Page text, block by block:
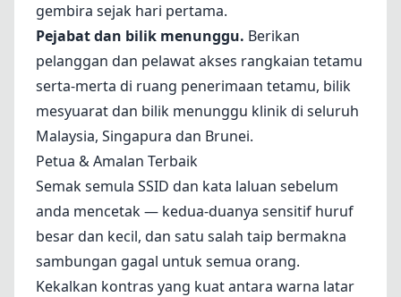
gembira sejak hari pertama.
Pejabat dan bilik menunggu. Berikan
pelanggan dan pelawat akses rangkaian tetamu
serta-merta di ruang penerimaan tetamu, bilik
mesyuarat dan bilik menunggu klinik di seluruh
Malaysia, Singapura dan Brunei.
Petua & Amalan Terbaik
Semak semula SSID dan kata laluan sebelum
anda mencetak — kedua-duanya sensitif huruf
besar dan kecil, dan satu salah taip bermakna
sambungan gagal untuk semua orang.
Kekalkan kontras yang kuat antara warna latar